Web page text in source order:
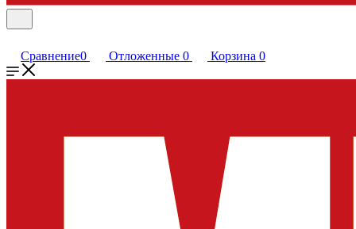
Сравнение0 Отложенные 0 Корзина 0